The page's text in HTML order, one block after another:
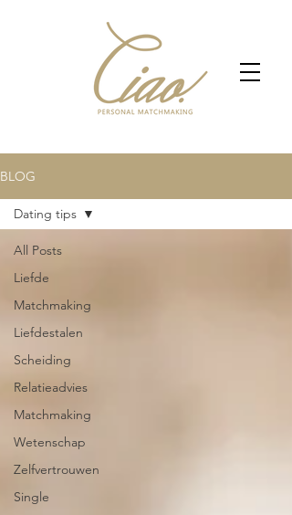
BLOG
All Posts
Liefde
Matchmaking
Liefdestalen
Scheiding
Relatieadvies
Matchmaking
Wetenschap
Zelfvertrouwen
Single
Dating tips